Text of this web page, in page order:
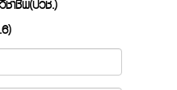
ชาชีพ(ปวช.)